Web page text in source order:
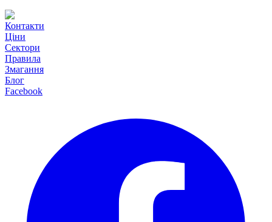
Контакти
Ціни
Сектори
Правила
Змагання
Блог
Facebook